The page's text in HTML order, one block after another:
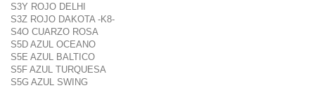
S3Y ROJO DELHI
S3Z ROJO DAKOTA -K8-
S4O CUARZO ROSA
S5D AZUL OCEANO
S5E AZUL BALTICO
S5F AZUL TURQUESA
S5G AZUL SWING